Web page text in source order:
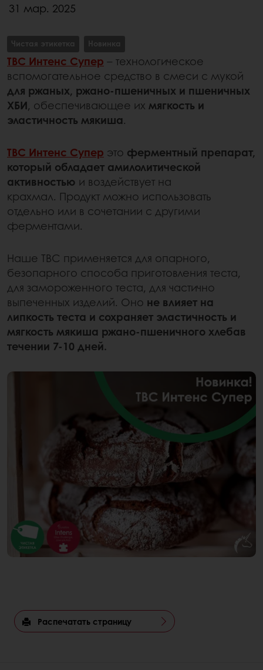
31 мар. 2025
Чистая этикетка Новинка
ТВС Интенс Супер – технологическое
вспомогательное средство в смеси с мукой
для ржаных, ржано-пшеничных и пшеничных
ХБИ, обеспечивающее их мягкость и
эластичность мякиша.
ТВС Интенс Супер это ферментный препарат,
который обладает амилолитической
активностью и воздействует на
крахмал. Продукт можно использовать
отдельно или в сочетании с другими
ферментами.
Наше ТВС применяется для опарного,
безопарного способа приготовления теста,
для замороженного теста, для частично
выпеченных изделий. Оно не влияет на
липкость теста и сохраняет эластичность и
мягкость мякиша ржано-пшеничного хлебав
течении 7-10 дней.
Распечатать страницу